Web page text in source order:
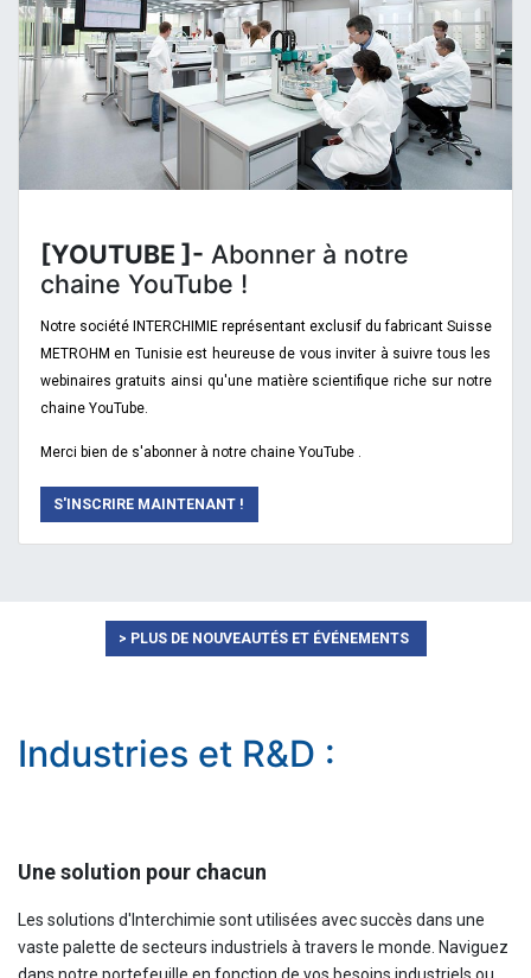
[YOUTUBE ]- Abonner à notre
chaine YouTube !
Notre société INTERCHIMIE représentant exclusif du fabricant Suisse
METROHM en Tunisie est heureuse de vous inviter à suivre tous les
webinaires gratuits ainsi qu'une matière scientifique riche sur notre
chaine YouTube.
Merci bien de s'abonner à notre chaine YouTube .
S'INSCRIRE MAINTENANT !
> PLUS DE NOUVEAUTÉS ET ÉVÉNEMENTS
Industries et R&D :
Une solution pour chacun
Les solutions d'Interchimie sont utilisées avec succès dans une
vaste palette de secteurs industriels à travers le monde. Naviguez